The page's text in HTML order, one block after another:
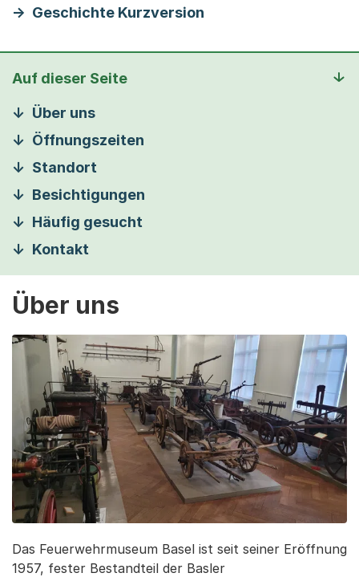
Geschichte Kurzversion
Auf dieser Seite
Über uns
Öffnungszeiten
Standort
Besichtigungen
Häufig gesucht
Kontakt
Über uns
Das Feuerwehrmuseum Basel ist seit seiner Eröffnung
1957, fester Bestandteil der Basler